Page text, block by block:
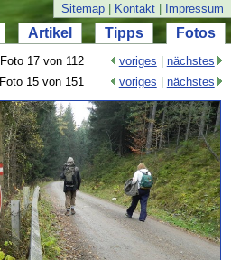
Sitemap Kontakt Impressum
Artikel Tipps Fotos
Foto 17 von 112 voriges
nächstes
Foto 15 von 151 voriges nächstes